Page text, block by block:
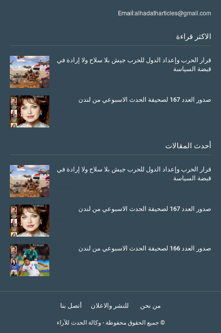
Email:alhadatharticles@gmail.com
الاكثر قراءة
قرار الحرب وإعداد الدول للحرب جيش بلا سلاح ولا إرادة في
قبضة السياسة
صدور العدد 167 لصحيفة الحدث الاسبوعي من لندن
أحدث المقالات
قرار الحرب وإعداد الدول للحرب جيش بلا سلاح ولا إرادة في
قبضة السياسة
صدور العدد 167 لصحيفة الحدث الاسبوعي من لندن
صدور العدد 166 لصحيفة الحدث الاسبوعي من لندن
من نحن للنشر والاعلان أتصل بنا
© جميع الحقوق محفوظة- وكالة الحدث للآراء